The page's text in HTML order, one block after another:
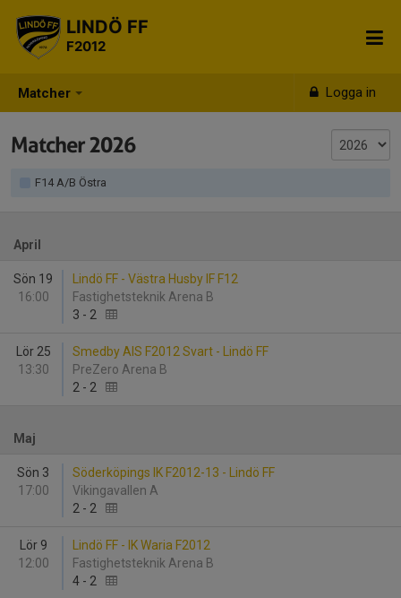
Matcher Logga in
LINDÖ FF
F2012
Matcher 2026
F14 A/B Östra
April
Sön 19
16:00
Lindö FF - Västra Husby IF F12
Fastighetsteknik Arena B
3 - 2
Lör 25
13:30
Smedby AIS F2012 Svart - Lindö FF
PreZero Arena B
2 - 2
Maj
Sön 3
17:00
Söderköpings IK F2012-13 - Lindö FF
Vikingavallen A
2 - 2
Lör 9
12:00
Lindö FF - IK Waria F2012
Fastighetsteknik Arena B
4 - 2